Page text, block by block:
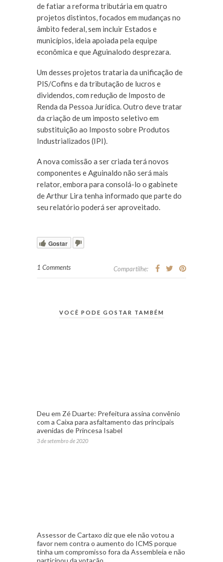
de fatiar a reforma tributária em quatro
projetos distintos, focados em mudanças no
âmbito federal, sem incluir Estados e
municípios, ideia apoiada pela equipe
econômica e que Aguinalodo desprezara.
Um desses projetos trataria da unificação de
PIS/Cofins e da tributação de lucros e
dividendos, com redução de Imposto de
Renda da Pessoa Jurídica. Outro deve tratar
da criação de um imposto seletivo em
substituição ao Imposto sobre Produtos
Industrializados (IPI).
A nova comissão a ser criada terá novos
componentes e Aguinaldo não será mais
relator, embora para consolá-lo o gabinete
de Arthur Lira tenha informado que parte do
seu relatório poderá ser aproveitado.
Gostar
1 Comments Compartilhe:
VOCÊ PODE GOSTAR TAMBÉM
Deu em Zé Duarte: Prefeitura assina convênio
com a Caixa para asfaltamento das principais
avenidas de Princesa Isabel
3 de setembro de 2020
Assessor de Cartaxo diz que ele não votou a
favor nem contra o aumento do ICMS porque
tinha um compromisso fora da Assembleia e não